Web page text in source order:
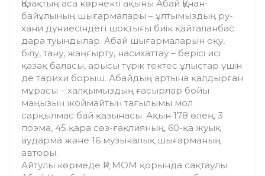
Қазақтың аса көрнекті ақыны Абай Құ­нан­­
байұлының шығармалары – ұлтымыздың ру­
хани дүниесіндегі шоқтығы биік қай­та­ланбас
дара туындылар. Абай шығар­ма­ла­рын оқу,
білу, тану, жаңғырту, насихаттау – бе­рісі исі
қазақ баласы, арысы түрік тектес ұлыс­тар үшін
де тарихи борыш. Абайдың ар­тына қалдырған
мұрасы – халқымыздың ға­сырлар бойы
маңызын жоймайтын та­ғы­лымы мол
сарқылмас бай қазынасы. Ақын 178 өлең, 3
поэма, 45 қара сөз-ғақлияның, 60-қа жуық
аударма және 16 музыкалық шы­ғарманың
авторы.
Айтулы көрмеде ҚР МОМ қорында сақ­тау­лы